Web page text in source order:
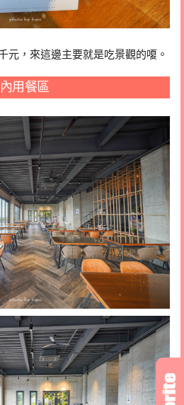
元，來這邊主要就是吃景觀的嗄。
用餐區